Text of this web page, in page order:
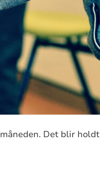
Det blir holdt